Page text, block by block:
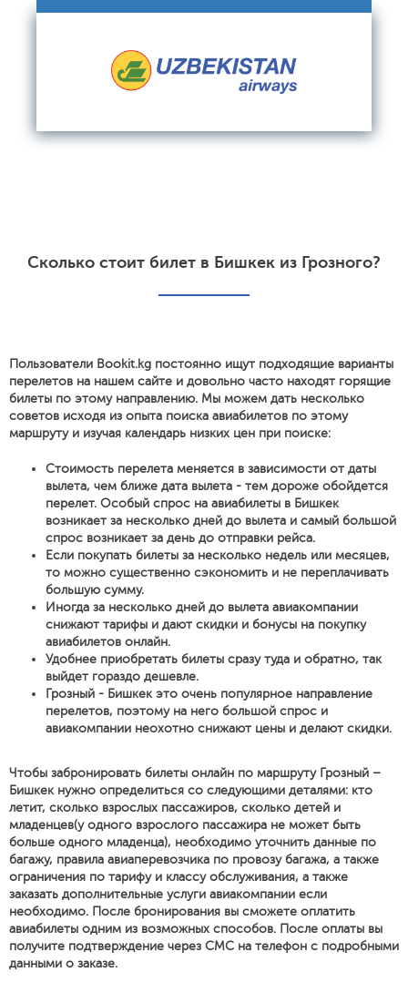
Сколько стоит билет в Бишкек из Грозного?
Пользователи Bookit.kg постоянно ищут подходящие варианты
перелетов на нашем сайте и довольно часто находят горящие
билеты по этому направлению. Мы можем дать несколько
советов исходя из опыта поиска авиабилетов по этому
маршруту и изучая календарь низких цен при поиске:
Стоимость перелета меняется в зависимости от даты
вылета, чем ближе дата вылета - тем дороже обойдется
перелет. Особый спрос на авиабилеты в Бишкек
возникает за несколько дней до вылета и самый большой
спрос возникает за день до отправки рейса.
Если покупать билеты за несколько недель или месяцев,
то можно существенно сэкономить и не переплачивать
большую сумму.
Иногда за несколько дней до вылета авиакомпании
снижают тарифы и дают скидки и бонусы на покупку
авиабилетов онлайн.
Удобнее приобретать билеты сразу туда и обратно, так
выйдет гораздо дешевле.
Грозный - Бишкек это очень популярное направление
перелетов, поэтому на него большой спрос и
авиакомпании неохотно снижают цены и делают скидки.
Чтобы забронировать билеты онлайн по маршруту Грозный –
Бишкек нужно определиться со следующими деталями: кто
летит, сколько взрослых пассажиров, сколько детей и
младенцев(у одного взрослого пассажира не может быть
больше одного младенца), необходимо уточнить данные по
багажу, правила авиаперевозчика по провозу багажа, а также
ограничения по тарифу и классу обслуживания, а также
заказать дополнительные услуги авиакомпании если
необходимо. После бронирования вы сможете оплатить
авиабилеты одним из возможных способов. После оплаты вы
получите подтверждение через СМС на телефон с подробными
данными о заказе.